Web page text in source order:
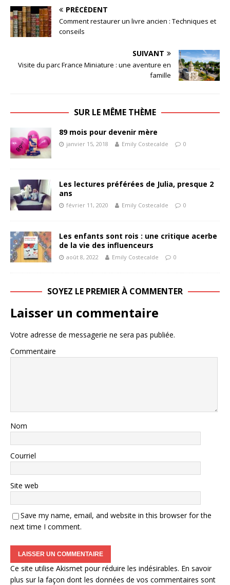
PRÉCÉDENT
Comment restaurer un livre ancien : Techniques et
conseils
SUIVANT
Visite du parc France Miniature : une aventure en
famille
SUR LE MÊME THÈME
89 mois pour devenir mère
janvier 15, 2018 Emily Costecalde 0
Les lectures préférées de Julia, presque 2
ans
février 11, 2020 Emily Costecalde 0
Les enfants sont rois : une critique acerbe
de la vie des influenceurs
août 8, 2022 Emily Costecalde 0
SOYEZ LE PREMIER À COMMENTER
Laisser un commentaire
Votre adresse de messagerie ne sera pas publiée.
Commentaire
Nom
Courriel
Site web
Save my name, email, and website in this browser for the
next time I comment.
Ce site utilise Akismet pour réduire les indésirables. En savoir
plus sur la façon dont les données de vos commentaires sont